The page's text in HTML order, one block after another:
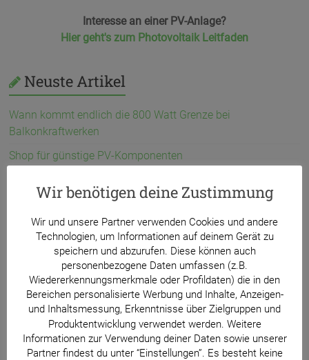
Interesse an einer PV-Anlage?
Hier geht's zum Photovoltaik Leitfaden
Neuste Artikel
Wann kommt endlich die 800 Watt Grenze bei
Balkonkraftwerken
Shop für günstige PV-Komponenten
Wie wird bei Einspeisung auf einer Phase der
Stromverbrauch berechnet?
Urteil zu Senecs Speicherproblemen
Eindeutige Regeln für Solaranlagen in Schrebergärten
Wir benötigen deine Zustimmung
Wir und unsere Partner verwenden Cookies und andere
Technologien, um Informationen auf deinem Gerät zu
speichern und abzurufen. Diese können auch
personenbezogene Daten umfassen (z.B.
Wiedererkennungsmerkmale oder Profildaten) die in den
Bereichen personalisierte Werbung und Inhalte, Anzeigen-
und Inhaltsmessung, Erkenntnisse über Zielgruppen und
Produktentwicklung verwendet werden. Weitere
Informationen zur Verwendung deiner Daten sowie unserer
Partner findest du unter “Einstellungen”. Es besteht keine